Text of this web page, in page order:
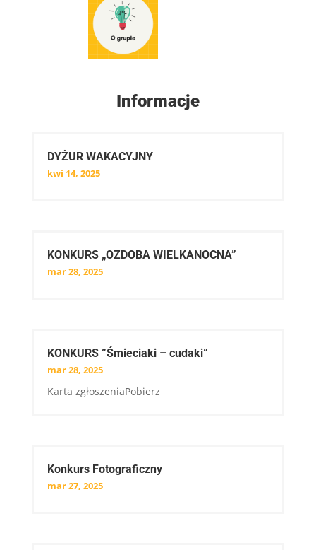
O grupie
Informacje
DYŻUR WAKACYJNY
kwi 14, 2025
KONKURS „OZDOBA WIELKANOCNA”
mar 28, 2025
KONKURS ”Śmieciaki – cudaki”
mar 28, 2025
Karta zgłoszeniaPobierz
Konkurs Fotograficzny
mar 27, 2025